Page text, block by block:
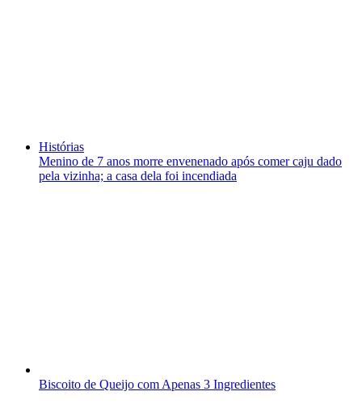
Histórias
Menino de 7 anos morre envenenado após comer caju dado
pela vizinha; a casa dela foi incendiada
Biscoito de Queijo com Apenas 3 Ingredientes